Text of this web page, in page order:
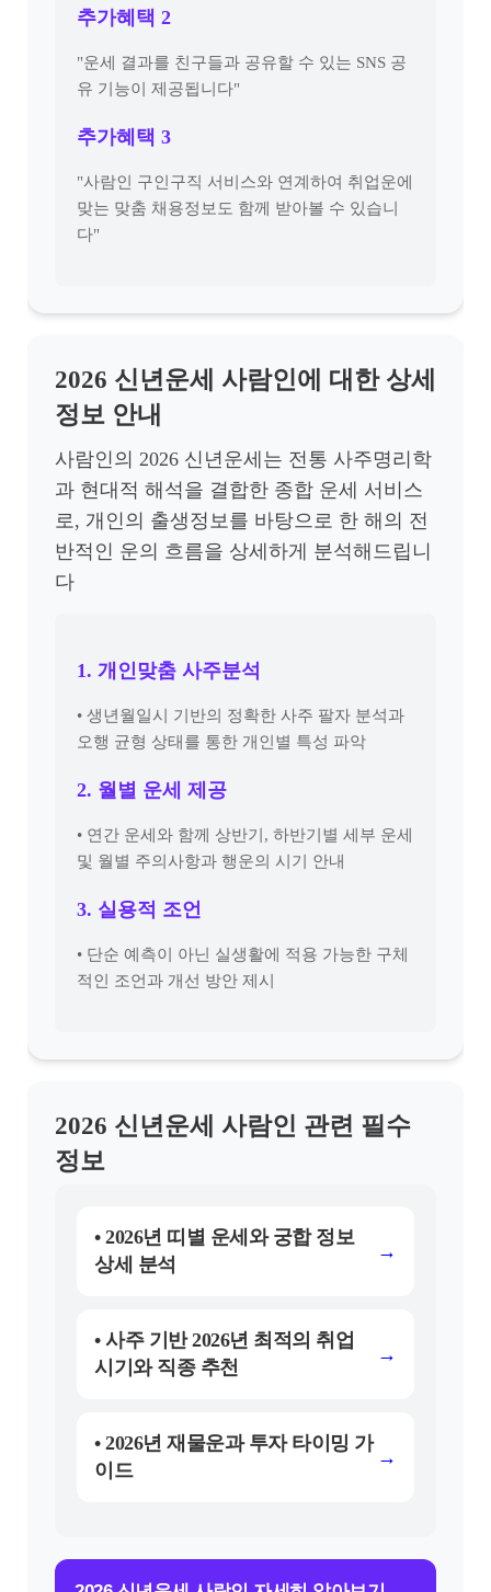
추가혜택 2
"운세 결과를 친구들과 공유할 수 있는 SNS 공
유 기능이 제공됩니다"
추가혜택 3
"사람인 구인구직 서비스와 연계하여 취업운에
맞는 맞춤 채용정보도 함께 받아볼 수 있습니
다"
2026 신년운세 사람인에 대한 상세
정보 안내
사람인의 2026 신년운세는 전통 사주명리학
과 현대적 해석을 결합한 종합 운세 서비스
로, 개인의 출생정보를 바탕으로 한 해의 전
반적인 운의 흐름을 상세하게 분석해드립니
다
1. 개인맞춤 사주분석
• 생년월일시 기반의 정확한 사주 팔자 분석과
오행 균형 상태를 통한 개인별 특성 파악
2. 월별 운세 제공
• 연간 운세와 함께 상반기, 하반기별 세부 운세
및 월별 주의사항과 행운의 시기 안내
3. 실용적 조언
• 단순 예측이 아닌 실생활에 적용 가능한 구체
적인 조언과 개선 방안 제시
2026 신년운세 사람인 관련 필수
정보
• 2026년 띠별 운세와 궁합 정보
상세 분석
→
• 사주 기반 2026년 최적의 취업
시기와 직종 추천
→
• 2026년 재물운과 투자 타이밍 가
이드
→